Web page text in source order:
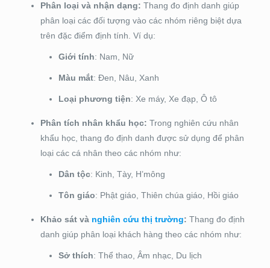
Phân loại và nhận dạng: Thang đo định danh giúp
phân loại các đối tượng vào các nhóm riêng biệt dựa
trên đặc điểm định tính. Ví dụ:
Giới tính: Nam, Nữ
Màu mắt: Đen, Nâu, Xanh
Loại phương tiện: Xe máy, Xe đạp, Ô tô
Phân tích nhân khẩu học: Trong nghiên cứu nhân
khẩu học, thang đo định danh được sử dụng để phân
loại các cá nhân theo các nhóm như:
Dân tộc: Kinh, Tày, H’mông
Tôn giáo: Phật giáo, Thiên chúa giáo, Hồi giáo
Khảo sát và nghiên cứu thị trường: Thang đo định
danh giúp phân loại khách hàng theo các nhóm như:
Sở thích: Thể thao, Âm nhạc, Du lịch